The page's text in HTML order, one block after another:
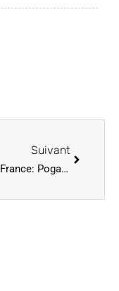
Suivant
Tour de France: Pogacar en totale maîtrise